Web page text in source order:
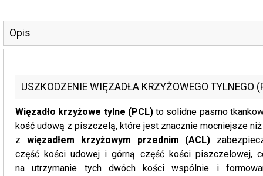
Opis
USZKODZENIE WIĘZADŁA KRZYŻOWEGO TYLNEGO
Więzadło krzyżowe tylne (PCL)to solidne pasmo
kość udową z piszczelą, które jest znacznie mocniejsze niż
z więzadłem krzyżowym przednim (ACL)
część kości udowej i górną część kości piszczelowej,
na utrzymanie tych dwóch kości wspólnie i